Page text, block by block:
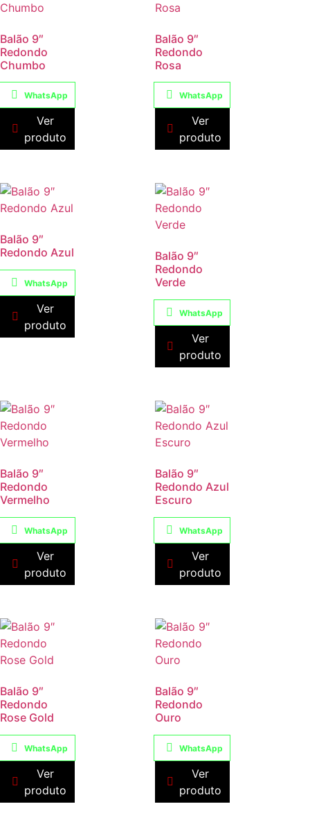
Balão 9″
Redondo
Chumbo
WhatsApp
Ver
produto
Balão 9″
Redondo
Rosa
WhatsApp
Ver
produto
Balão 9″
Redondo Azul
WhatsApp
Ver
produto
Balão 9″
Redondo
Verde
WhatsApp
Ver
produto
Balão 9″
Redondo
Vermelho
WhatsApp
Ver
produto
Balão 9″
Redondo Azul
Escuro
WhatsApp
Ver
produto
Balão 9″
Redondo
Rose Gold
WhatsApp
Ver
produto
Balão 9″
Redondo
Ouro
WhatsApp
Ver
produto